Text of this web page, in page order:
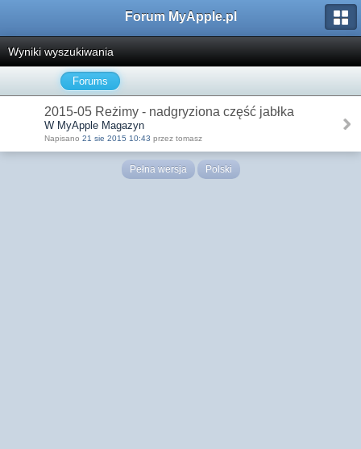
Forum MyApple.pl
Wyniki wyszukiwania
Forums
2015-05 Reżimy - nadgryziona część jabłka
W MyApple Magazyn
Napisano 21 sie 2015 10:43 przez tomasz
Pełna wersja Polski